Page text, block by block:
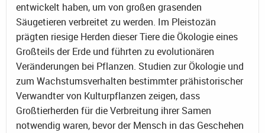
entwickelt haben, um von großen grasenden
Säugetieren verbreitet zu werden. Im Pleistozän
prägten riesige Herden dieser Tiere die Ökologie eines
Großteils der Erde und führten zu evolutionären
Veränderungen bei Pflanzen. Studien zur Ökologie und
zum Wachstumsverhalten bestimmter prähistorischer
Verwandter von Kulturpflanzen zeigen, dass
Großtierherden für die Verbreitung ihrer Samen
notwendig waren, bevor der Mensch in das Geschehen